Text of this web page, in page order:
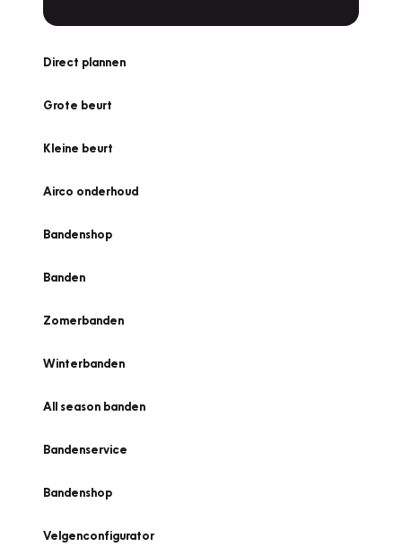
Direct plannen
Grote beurt
Kleine beurt
Airco onderhoud
Bandenshop
Banden
Zomerbanden
Winterbanden
All season banden
Bandenservice
Bandenshop
Velgenconfigurator